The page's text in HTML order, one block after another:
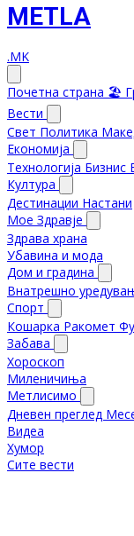
METLA
.MK
Почетна страна 🏖️
Вести
Свет Политика
Економија
Технологија Бизнис
Култура
Дестинации Настани
Мое Здравје
Здрава храна
Убавина и мода
Дом и градина
Внатрешно
Спорт
Кошарка Ракомет
Забава
Хороскоп
Миленичиња
Метлисимо
Дневен преглед
Видеа
Хумор
Сите вести